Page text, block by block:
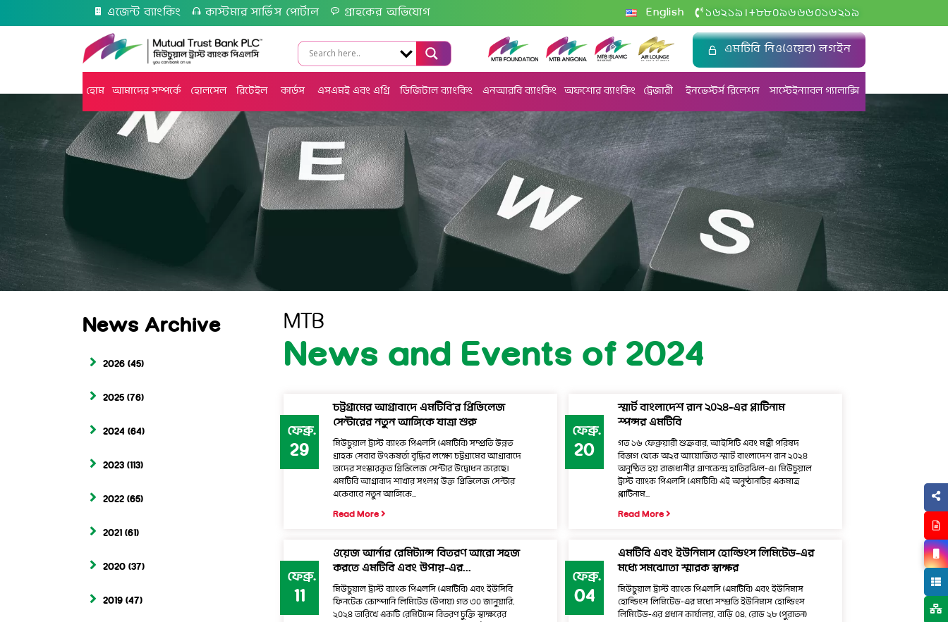
এজেন্ট ব্যাংকিং কাস্টমার সার্ভিস পোর্টাল গ্রাহকের অভিযোগ English ১৬২১৯ +৮৮০৯৬৬৬০১৬২১৯
এমটিবি নিও(ওয়েব) লগইন
হোম আমাদের সম্পর্কে হোলসেল রিটেইল কার্ডস এসএমই এবং এগ্রি ডিজিটাল ব্যাংকিং এনআরবি ব্যাংকিং অফশোর ব্যাংকিং ট্রেজারী ইনভেস্টর্স রিলেশন সাস্টেইন্যাবল গ্যালাক্সি
News Archive
2026 (45)
2025 (76)
2024 (64)
2023 (113)
2022 (65)
2021 (61)
2020 (37)
2019 (47)
MTB
News and Events of 2024
ফেব্রু.
29
চট্টগ্রামের আগ্রাবাদে এমটিবি’র প্রিভিলেজ
সেন্টারের নতুন আঙ্গিকে যাত্রা শুরু
মিউচুয়াল ট্রাস্ট ব্যাংক পিএলসি (এমটিবি) সম্প্রতি উন্নত
গ্রাহক সেবার উৎকষর্তা বৃদ্ধির লক্ষ্যে চট্টগ্রামের আগ্রাবাদে
তাদের সংস্কারকৃত প্রিভিলেজ সেন্টার উদ্বোধন করেছে।
এমটিবি আগ্রাবাদ শাখার সংলগ্ন উক্ত প্রিভিলেজ সেন্টার
একেবারে নতুন আঙ্গিকে...
Read More
ফেব্রু.
20
স্মার্ট বাংলাদেশ রান ২০২৪-এর প্লাটিনাম
স্পন্সর এমটিবি
গত ১৬ ফেব্রুয়ারী শুক্রবার, আইসিটি এবং মন্ত্রী পরিষদ
বিভাগ থেকে অ২র আয়োজিত স্মার্ট বাংলাদেশ রান ২০২৪
অনুষ্ঠিত হয় রাজধানীর প্রাণকেন্দ্র হাতিরঝিল-এ। মিউচুয়াল
ট্রাস্ট ব্যাংক পিএলসি (এমটিবি) এই অনুষ্ঠানটির একমাত্র
প্লাটিনাম...
Read More
ফেব্রু.
11
ওয়েজ আর্নার রেমিট্যান্স বিতরণ আরো সহজ
করতে এমটিবি এবং উপায়-এর...
মিউচুয়াল ট্রাস্ট ব্যাংক পিএলসি (এমটিবি) এবং ইউসিবি
ফিনটেক কোম্পানি লিমিটেড (উপায়) গত ৩০ জানুয়ারি,
২০২৪ তারিখে একটি রেমিট্যান্স বিতরণ চুক্তি স্বাক্ষরের
ফেব্রু.
04
এমটিবি এবং ইউনিমাস হোল্ডিংস লিমিটেড-এর
মধ্যে সমঝোতা স্মারক স্বাক্ষর
মিউচুয়াল ট্রাস্ট ব্যাংক পিএলসি (এমটিবি) এবং ইউনিমাস
হোল্ডিংস লিমিটেড-এর মধ্যে সম্প্রতি ইউনিমাস হোল্ডিংস
লিমিটেড-এর প্রধান কার্যালয়, বাড়ি ০৪, রোড ২৮ (পুরাতন)